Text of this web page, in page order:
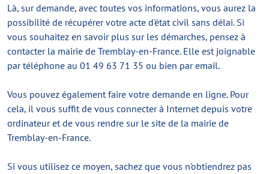
Là, sur demande, avec toutes vos informations, vous aurez la
possibilité de récupérer votre acte d'état civil sans délai. Si
vous souhaitez en savoir plus sur les démarches, pensez à
contacter la mairie de Tremblay-en-France. Elle est joignable
par téléphone au 01 49 63 71 35 ou bien par email.
Vous pouvez également faire votre demande en ligne. Pour
cela, il vous suffit de vous connecter à Internet depuis votre
ordinateur et de vous rendre sur le site de la mairie de
Tremblay-en-France.
Si vous utilisez ce moyen, sachez que vous n'obtiendrez pas